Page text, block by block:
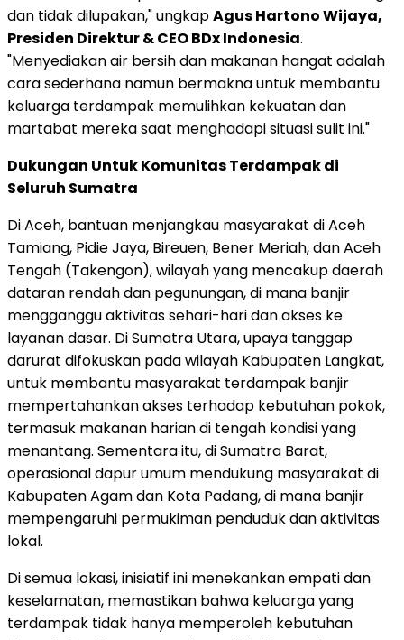
dan tidak dilupakan," ungkapAgus Hartono Wijaya,
Presiden Direktur & CEO BDx Indonesia.
"Menyediakan air bersih dan makanan hangat adalah
cara sederhana namun bermakna untuk membantu
keluarga terdampak memulihkan kekuatan dan
martabat mereka saat menghadapi situasi sulit ini."
Dukungan Untuk Komunitas Terdampak di
Seluruh Sumatra
Di Aceh, bantuan menjangkau masyarakat di Aceh
Tamiang, Pidie Jaya, Bireuen, Bener Meriah, dan Aceh
Tengah (Takengon), wilayah yang mencakup daerah
dataran rendah dan pegunungan, di mana banjir
mengganggu aktivitas sehari-hari dan akses ke
layanan dasar. Di Sumatra Utara, upaya tanggap
darurat difokuskan pada wilayah Kabupaten Langkat,
untuk membantu masyarakat terdampak banjir
mempertahankan akses terhadap kebutuhan pokok,
termasuk makanan harian di tengah kondisi yang
menantang. Sementara itu, di Sumatra Barat,
operasional dapur umum mendukung masyarakat di
Kabupaten Agam dan Kota Padang, di mana banjir
mempengaruhi permukiman penduduk dan aktivitas
lokal.
Di semua lokasi, inisiatif ini menekankan empati dan
keselamatan, memastikan bahwa keluarga yang
terdampak tidak hanya memperoleh kebutuhan